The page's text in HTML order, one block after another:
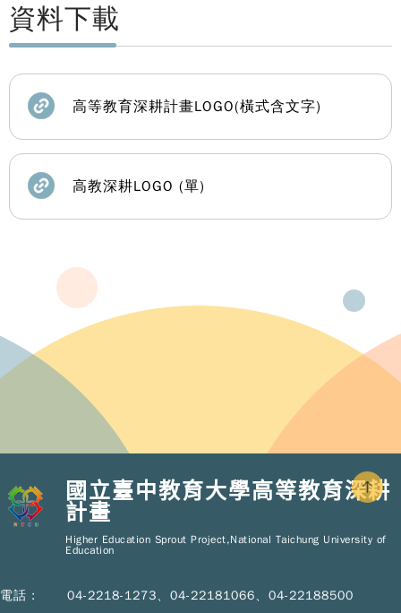
資料下載
高等教育深耕計畫LOGO(橫式含文字)
高教深耕LOGO (單)
國立臺中教育大學高等教育深耕
計畫
Higher Education Sprout Project,National Taichung University of
Education
電話 : 04-2218-1273、04-22181066、04-22188500